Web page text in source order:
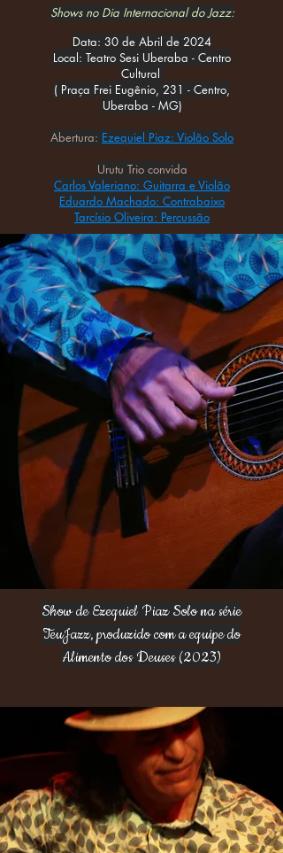
Shows no Dia Internacional do Jazz:
Data: 30 de Abril de 2024
Local: Teatro Sesi Uberaba - Centro
Cultural
( Praça Frei Eugênio, 231 - Centro,
Uberaba - MG)
Abertura: Ezequiel Piaz: Violão Solo
Urutu Trio convida
Carlos Valeriano: Guitarra e Violão
Eduardo Machado: Contrabaixo
Tarcísio Oliveira: Percussão
Show de Ezequiel Piaz Solo na série
TeuJazz, produzido com a equipe do
Alimento dos Deuses (2023)